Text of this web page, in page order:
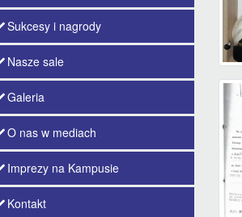
Sukcesy i nagrody
Nasze sale
Galeria
O nas w mediach
Imprezy na Kampusie
Kontakt